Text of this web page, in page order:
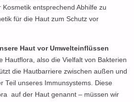
entsprechend Abhilfe zu
für die Haut zum Schutz vor
Haut vor Umwelteinflüssen
Hautflora, also die Vielfalt von Bakterien
die Hautbarriere zwischen außen und
Teil unseres Immunsystems. Diese
auf der Haut genannt – müssen wir